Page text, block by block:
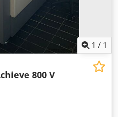
1 / 1
800 V